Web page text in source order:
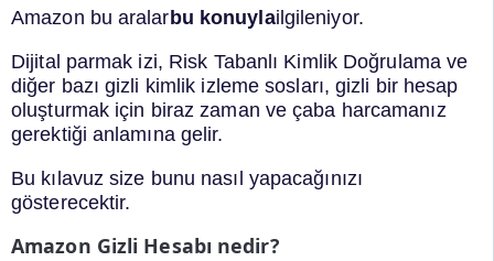
Amazon bu aralarbu konuylailgileniyor.
Dijital parmak izi, Risk Tabanlı Kimlik Doğrulama ve
diğer bazı gizli kimlik izleme sosları, gizli bir hesap
oluşturmak için biraz zaman ve çaba harcamanız
gerektiği anlamına gelir.
Bu kılavuz size bunu nasıl yapacağınızı
gösterecektir.
Amazon Gizli Hesabı nedir?